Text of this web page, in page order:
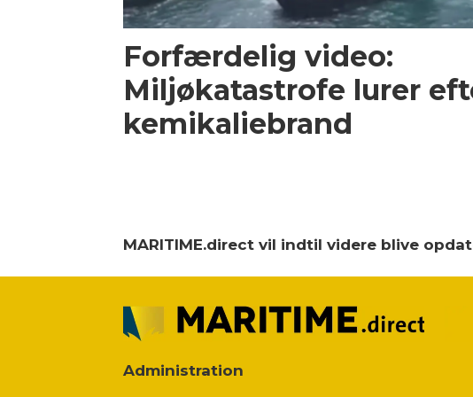
Forfærdelig video:
Miljøkatastrofe lurer
kemikaliebrand
MARITIME.direct vil indtil videre blive
Administration